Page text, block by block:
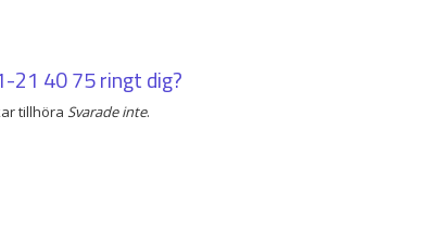
21 40 75ringt dig?
tillhöra Svarade inte.